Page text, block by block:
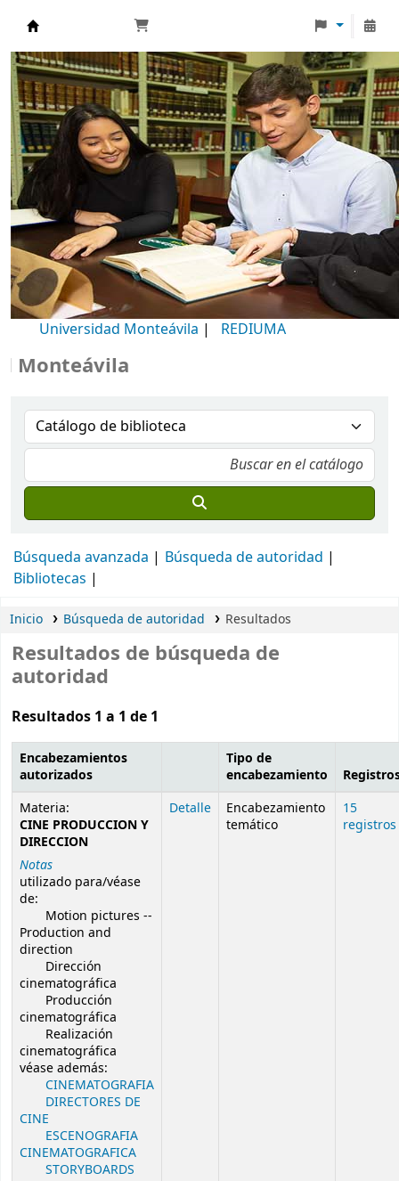
Biblioteca Universidad Monteávila
Universidad Monteávila | REDIUMA
Búsqueda avanzada
Búsqueda de autoridad
Bibliotecas
Inicio Búsqueda de autoridad Resultados
Resultados de búsqueda de
autoridad
Resultados 1 a 1 de 1
Resultados de búsqueda de autoridad
Encabezamientos
autorizados
Tipo de
encabezamiento
Materia:
CINE PRODUCCION Y
DIRECCION
Notas
utilizado para/véase
de:
Motion pictures --
Production and
direction
Dirección
cinematográfica
Producción
cinematográfica
Realización
cinematográfica
véase además:
CINEMATOGRAFIA
DIRECTORES DE
CINE
ESCENOGRAFIA
CINEMATOGRAFICA
STORYBOARDS
Detalle
Encabezamiento
temático
15
registros